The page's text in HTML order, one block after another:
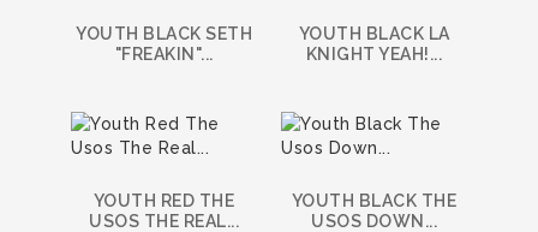
YOUTH BLACK SETH
"FREAKIN"...
YOUTH BLACK LA
KNIGHT YEAH!...
YOUTH RED THE
USOS THE REAL...
YOUTH BLACK THE
USOS DOWN...